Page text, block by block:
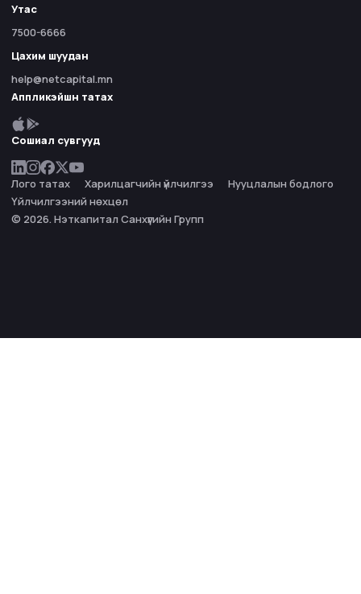
Утас
7500-6666
Цахим шуудан
help@netcapital.mn
Аппликэйшн татах
Сошиал сувгууд
Лого татах Харилцагчийн үйлчилгээ
Нууцлалын бодлого
Үйлчилгээний нөхцөл
© 2026. Нэткапитал Санхүүгийн Групп